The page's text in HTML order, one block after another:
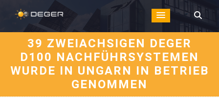
39 ZWEIACHSIGEN DEGER
D100 NACHFÜHRSYSTEMEN
WURDE IN UNGARN IN BETRIEB
GENOMMEN